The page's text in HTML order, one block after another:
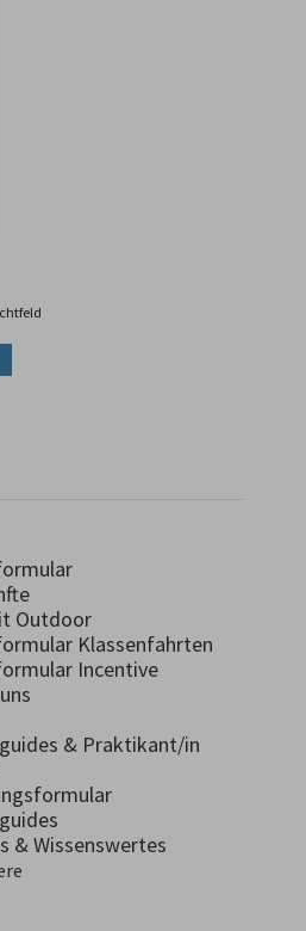
Outdoor
Klassenfahrten
Incentive
& Praktikant/in
& Wissenswertes